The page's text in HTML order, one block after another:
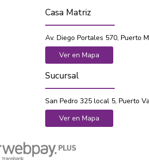
Casa Matriz
Av. Diego Portales 570, Puerto
Ver en Mapa
Sucursal
San Pedro 325 local 5, Puerto
Ver en Mapa